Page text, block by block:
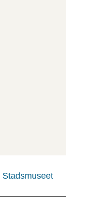
Stadsmuseet